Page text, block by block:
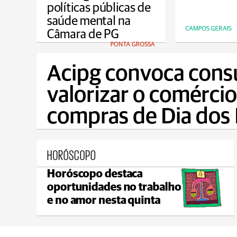
CAMPOS GERAIS
políticas públicas de
saúde mental na
Câmara de PG
PONTA GROSSA
Acipg convoca
valorizar o
compras de Dia dos
HORÓSCOPO
Horóscopo destaca
oportunidades no trabalho
e no amor nesta quinta
Prudentópolis
max 21°C min 17°C